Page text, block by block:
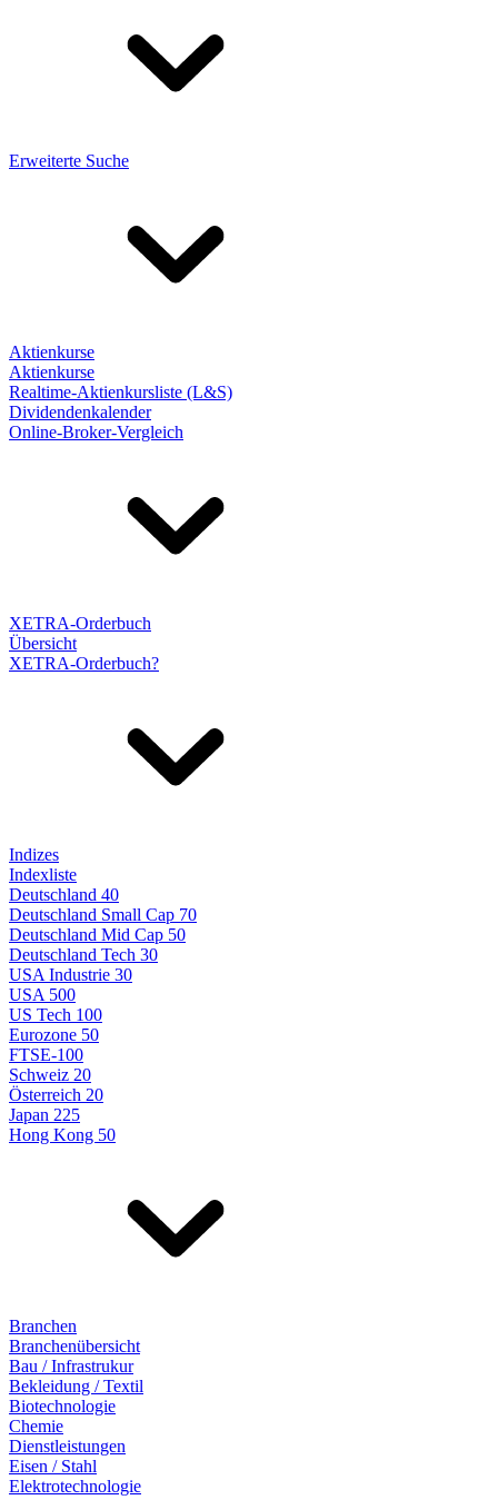
Erweiterte Suche
Aktienkurse
Aktienkurse
Realtime-Aktienkursliste (L&S)
Dividendenkalender
Online-Broker-Vergleich
XETRA-Orderbuch
Übersicht
XETRA-Orderbuch?
Indizes
Indexliste
Deutschland 40
Deutschland Small Cap 70
Deutschland Mid Cap 50
Deutschland Tech 30
USA Industrie 30
USA 500
US Tech 100
Eurozone 50
FTSE-100
Schweiz 20
Österreich 20
Japan 225
Hong Kong 50
Branchen
Branchenübersicht
Bau / Infrastrukur
Bekleidung / Textil
Biotechnologie
Chemie
Dienstleistungen
Eisen / Stahl
Elektrotechnologie